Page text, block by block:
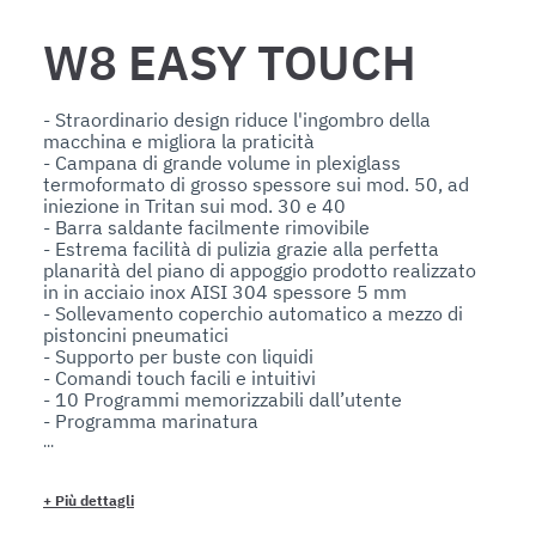
W8 EASY TOUCH
- Straordinario design riduce l'ingombro della
macchina e migliora la praticità
- Campana di grande volume in plexiglass
termoformato di grosso spessore sui mod. 50, ad
iniezione in Tritan sui mod. 30 e 40
- Barra saldante facilmente rimovibile
- Estrema facilità di pulizia grazie alla perfetta
planarità del piano di appoggio prodotto realizzato
in in acciaio inox AISI 304 spessore 5 mm
- Sollevamento coperchio automatico a mezzo di
pistoncini pneumatici
- Supporto per buste con liquidi
- Comandi touch facili e intuitivi
- 10 Programmi memorizzabili dall’utente
- Programma marinatura
- Programma vuoto esterno
- Sollevamento coperchio automatico a mezzo di
+ Più dettagli